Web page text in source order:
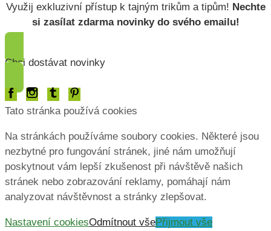
Využij exkluzivní přístup k tajným trikům a tipům! Nechte
si zasílat zdarma novinky do svého emailu!
Chci dostávat novinky
Tato stránka používá cookies
Na stránkách používáme soubory cookies. Některé jsou
nezbytné pro fungování stránek, jiné nám umožňují
poskytnout vám lepší zkušenost při návštěvě našich
stránek nebo zobrazování reklamy, pomáhají nám
analyzovat návštěvnost a stránky zlepšovat.
Nastavení cookiesOdmítnout všePřijmout vše